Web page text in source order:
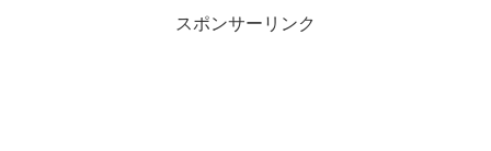
スポンサーリンク